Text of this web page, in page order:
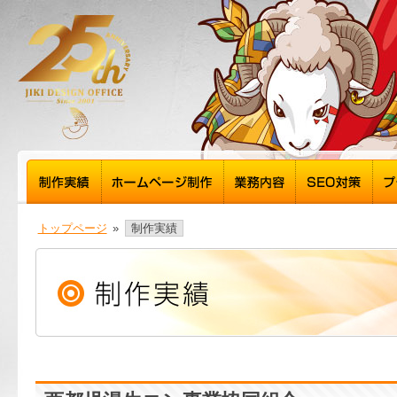
トップページ » 制作実績